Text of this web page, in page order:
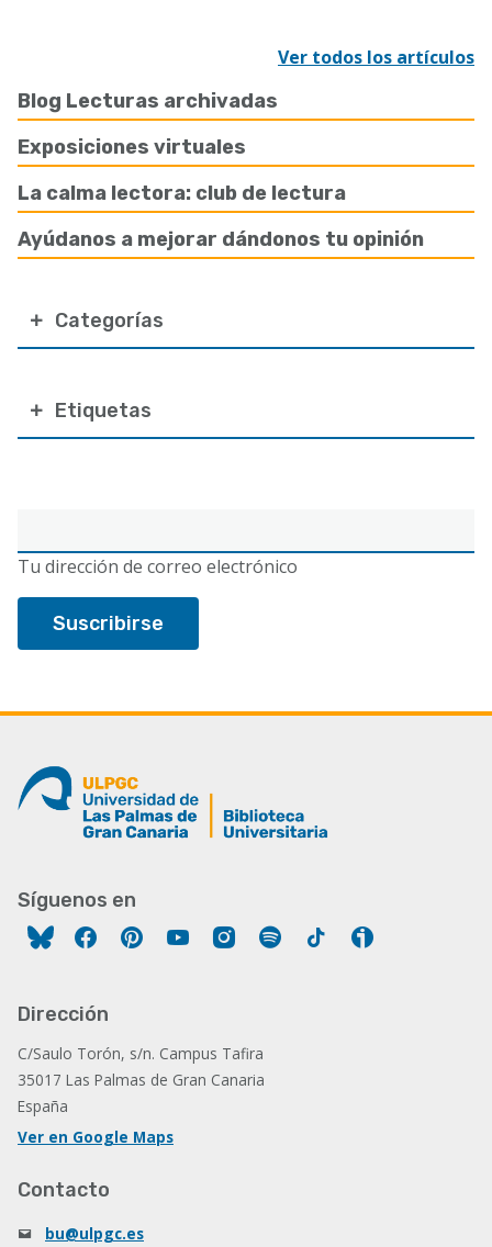
Blog Lecturas archivadas
Exposiciones virtuales
La calma lectora: club de lectura
Ayúdanos a mejorar dándonos tu opinión
electrónico
Tu dirección de correo electrónico
Categorías
Etiquetas
Ver todos los artículos
Síguenos en
FacebookPinterestYouTubeInstagram
Spotify Tiktok
Dirección
C/Saulo Torón, s/n. Campus Tafira
35017 Las Palmas de Gran Canaria
España
Ver en Google Maps
Contacto
bu@ulpgc.es